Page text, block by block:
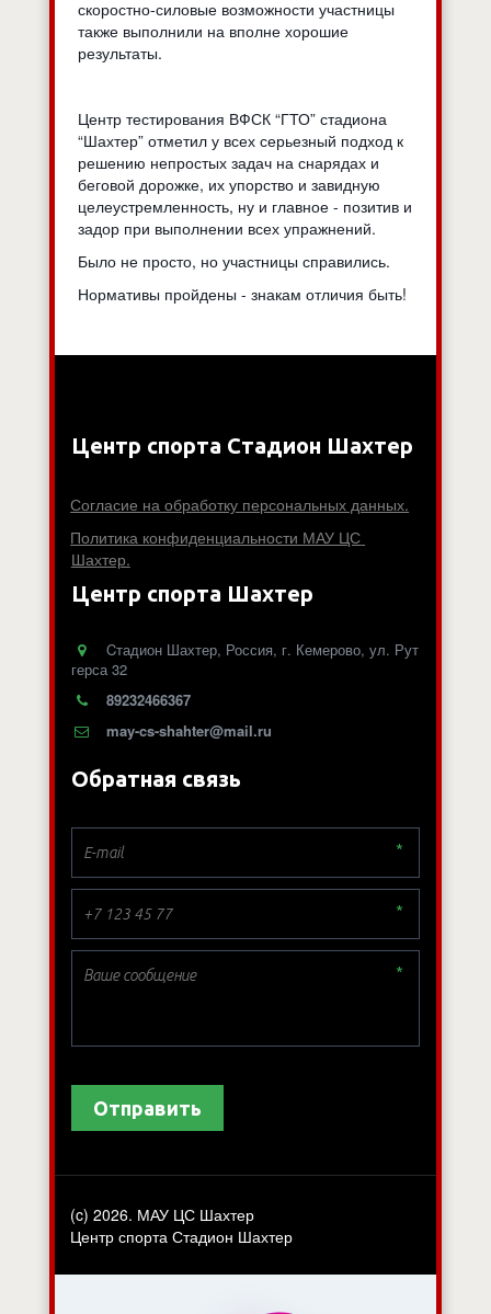
скоростно-силовые возможности участницы
также выполнили на вполне хорошие
результаты.
Центр тестирования ВФСК “ГТО” стадиона
“Шахтер” отметил у всех серьезный подход к
решению непростых задач на снарядах и
беговой дорожке, их упорство и завидную
целеустремленность, ну и главное - позитив и
задор при выполнении всех упражнений.
Было не просто, но участницы справились.
Нормативы пройдены - знакам отличия быть!
Центр спорта Стадион Шахтер
Согласие на обработку персональных данных.
Политика конфиденциальности МАУ ЦС
Шахтер.
Центр спорта Шахтер
Cтадион Шахтер, Россия, г. Кемерово, ул. Рут
герса 32
89232466367
may-cs-shahter@mail.ru
Обратная связь
*
*
*
Отправить
(c) 2026. МАУ ЦС Шахтер
Центр спорта Стадион Шахтер